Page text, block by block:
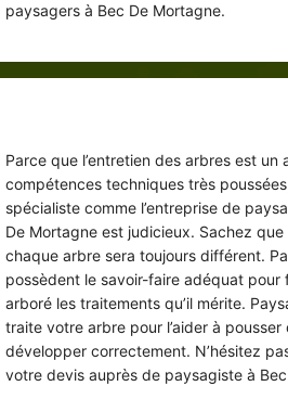
paysagers à Bec De Mortagne.
Parce que l’entretien des arbres est un
compétences techniques très
spécialiste comme l’entreprise de
De Mortagne est judicieux. Sachez
chaque arbre sera toujours différent.
possèdent le savoir-faire adéquat pour
arboré les traitements qu’il mérite.
traite votre arbre pour l’aider à
développer correctement. N’hésitez
votre devis auprès de paysagiste à